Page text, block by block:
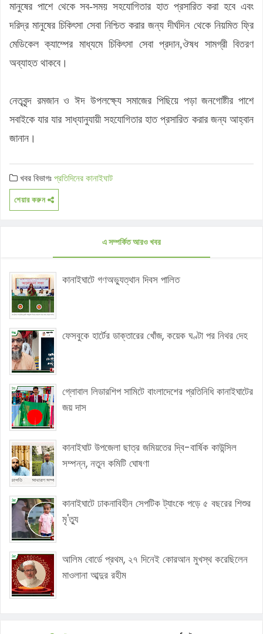
মানুষের পাশে থেকে সব-সময় সহযোগিতার হাত প্রসারিত করা হবে এবং
দরিদ্র মানুষের চিকিৎসা সেবা নিশ্চিত করার জন্য দীর্ঘদিন থেকে নিয়মিত ফ্রি
মেডিকেল ক্যাম্পের মাধ্যমে চিকিৎসা সেবা প্রদান,ঔষধ সামগ্রী বিতরণ
অব্যাহত থাকবে।
নেতৃবৃন্দ রমজান ও ঈদ উপলক্ষ্যে সমাজের পিছিয়ে পড়া জনগোষ্টীর পাশে
সবাইকে যার যার সাধ্যানুযায়ী সহযোগিতার হাত প্রসারিত করার জন্য আহ্বান
জানান।
খবর বিভাগঃপ্রতিদিনের কানাইঘাট
শেয়ার করুন
এ সম্পর্কিত আরও খবর
কানাইঘাটে গণঅভ্যুত্থান দিবস পালিত
ফেসবুকে হার্টের ডাক্তারের খোঁজ, কয়েক ঘণ্টা পর নিথর দেহ
গ্লোবাল লিডারশিপ সামিটে বাংলাদেশের প্রতিনিধি কানাইঘাটের
জয় দাস
কানাইঘাট উপজেলা ছাত্র জমিয়তের দ্বি-বার্ষিক কাউন্সিল
সম্পন্ন, নতুন কমিটি ঘোষণা
কানাইঘাটে ঢাকনাবিহীন সেপটিক ট্যাংকে পড়ে ৫ বছরের শিশুর
মৃ'ত্যু
আলিম বোর্ডে প্রথম, ২৭ দিনেই কোরআন মুখস্থ করেছিলেন
মাওলানা আব্দুর রহীম